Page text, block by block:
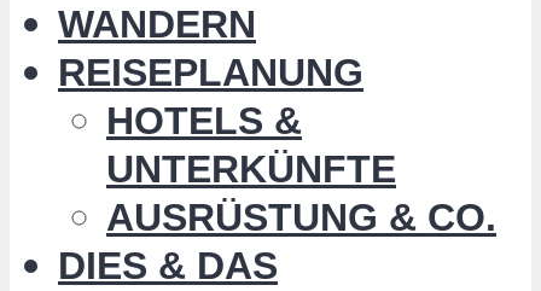
WANDERN
REISEPLANUNG
HOTELS &
UNTERKÜNFTE
AUSRÜSTUNG & CO.
DIES & DAS